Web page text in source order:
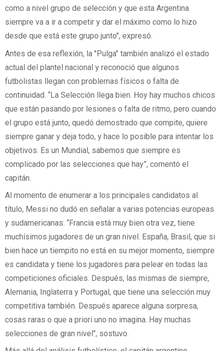
como a nivel grupo de selección y que esta Argentina
siempre va a ir a competir y dar el máximo como lo hizo
desde que está este grupo junto", expresó.
Antes de esa reflexión, la "Pulga" también analizó el estado
actual del plantel nacional y reconoció que algunos
futbolistas llegan con problemas físicos o falta de
continuidad. “La Selección llega bien. Hoy hay muchos chicos
que están pasando por lesiones o falta de ritmo, pero cuando
el grupo está junto, quedó demostrado que compite, quiere
siempre ganar y deja todo, y hace lo posible para intentar los
objetivos. Es un Mundial, sabemos que siempre es
complicado por las selecciones que hay”, comentó el
capitán.
Al momento de enumerar a los principales candidatos al
título, Messi no dudó en señalar a varias potencias europeas
y sudamericanas: “Francia está muy bien otra vez, tiene
muchísimos jugadores de un gran nivel. España, Brasil, que si
bien hace un tiempito no está en su mejor momento, siempre
es candidata y tiene los jugadores para pelear en todas las
competiciones oficiales. Después, las mismas de siempre,
Alemania, Inglaterra y Portugal, que tiene una selección muy
competitiva también. Después aparece alguna sorpresa,
cosas raras o que a priori uno no imagina. Hay muchas
selecciones de gran nivel", sostuvo.